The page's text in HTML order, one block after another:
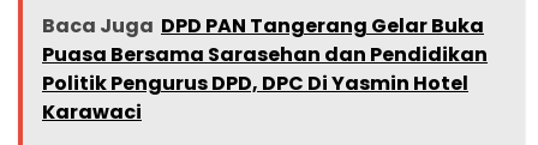
Baca Juga DPD PAN Tangerang Gelar Buka
Puasa Bersama Sarasehan dan Pendidikan
Politik Pengurus DPD, DPC Di Yasmin Hotel
Karawaci